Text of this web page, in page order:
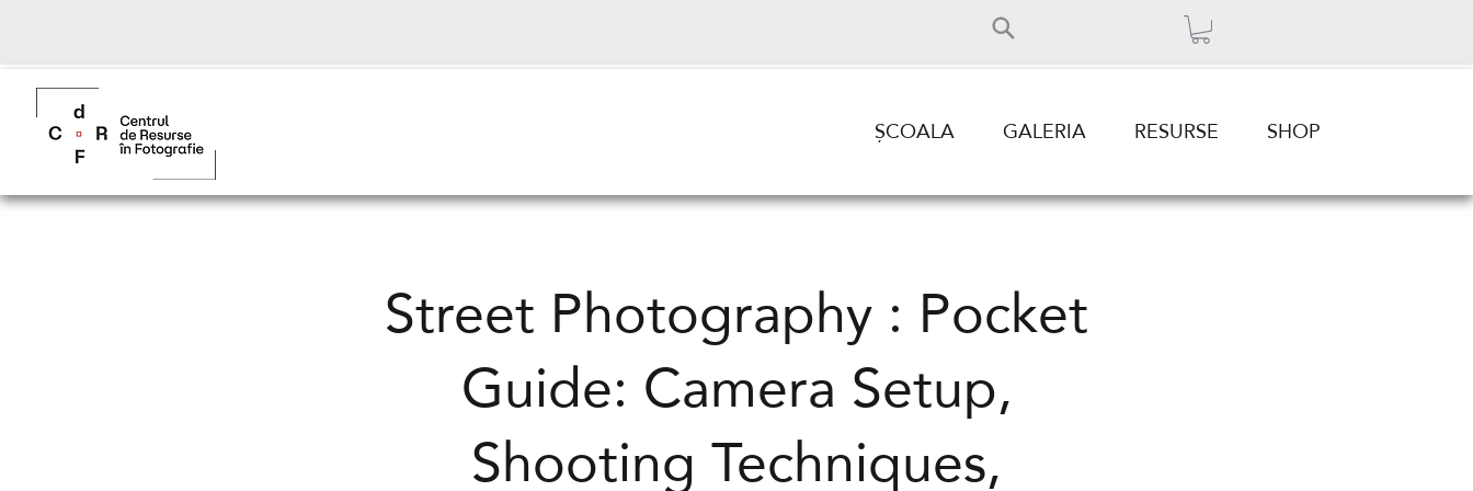
ȘCOALA GALERIA RESURSE SHOP
Street Photography : Pocket
Guide: Camera Setup,
Shooting Techniques,